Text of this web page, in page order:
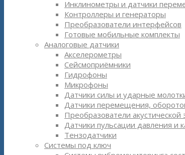
Инклинометры и датчики
Контроллеры и генераторы
Преобразователи интерфейсов
Готовые мобильные комплекты
Аналоговые датчики
Акселерометры
Сейсмоприёмники
Гидрофоны
Микрофоны
Датчики силы и ударные
Датчики перемещения,
Преобразователи акустической
Датчики пульсации давления и
Тензодатчики
Системы под ключ